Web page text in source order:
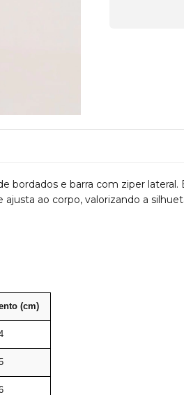
bordados e barra com ziper
ao corpo, valorizando a
(cm)